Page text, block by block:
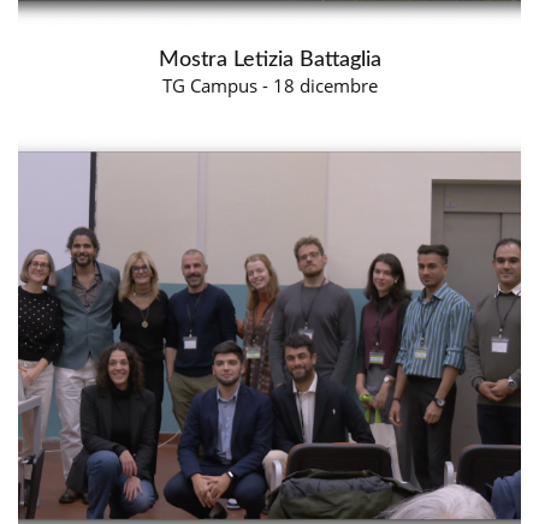
Mostra Letizia Battaglia
TG Campus - 18 dicembre